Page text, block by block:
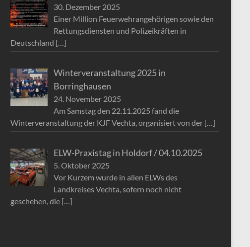
30. Dezember 2025
Einer Million Feuerwehrangehörigen sowie den
Rettungsdiensten und Polizeikräften in
Deutschland […]
Winterveranstaltung 2025 in
Borringhausen
24. November 2025
Am Samstag den 22.11.2025 fand die
Winterveranstaltung der KJF Vechta, organisiert von der […]
ELW-Praxistag in Holdorf / 04.10.2025
5. Oktober 2025
Vor Kurzem wurde in allen ELWs des
Landkreises Vechta, sofern noch nicht
geschehen, die […]